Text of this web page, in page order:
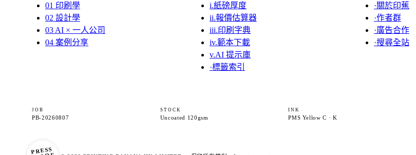
01 印刷學
02 設計學
03AI × 一人公司
04 案例分享
i.紙磅厚度
ii.報價估算器
iii.印刷字典
iv.範本下載
v.AI 提示庫
·標籤索引
·關於印蕉
·作者群
·廣告合作
·搜尋全站
JOB
PB-20260807
STOCK
Uncoated 120gsm
INK
PMS Yellow C · K
PRESS